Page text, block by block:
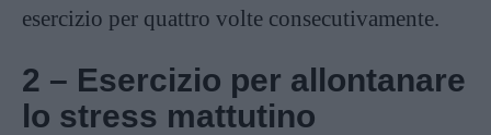
esercizio per quattro volte consecutivamente.
2 – Esercizio per allontanare
lo stress mattutino